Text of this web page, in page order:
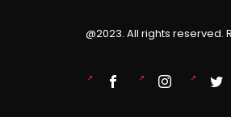
@2023. All rights reserved.